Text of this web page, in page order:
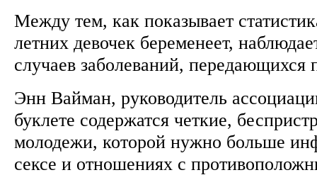
Между тем, как показывает
летних девочек беременеет,
случаев заболеваний,
Энн Вайман, руководитель
буклете содержатся четкие,
молодежи, которой нужно больше
сексе и отношениях с